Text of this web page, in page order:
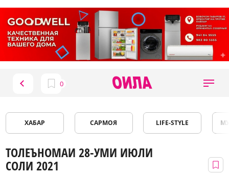
ХАБАР САРМОЯ LIFE-STYLE
ТОЛЕЪНОМАИ 28-УМИ ИЮЛИ
СОЛИ 2021